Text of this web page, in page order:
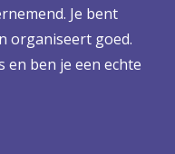
Je bent
organiseert goed.
en ben je een echte